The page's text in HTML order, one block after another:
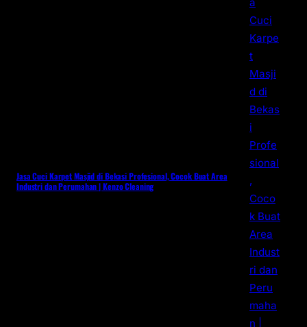
Jasa Cuci Karpet Masjid di Bekasi Profesional, Cocok Buat Area
Industri dan Perumahan | Kenzo Cleaning